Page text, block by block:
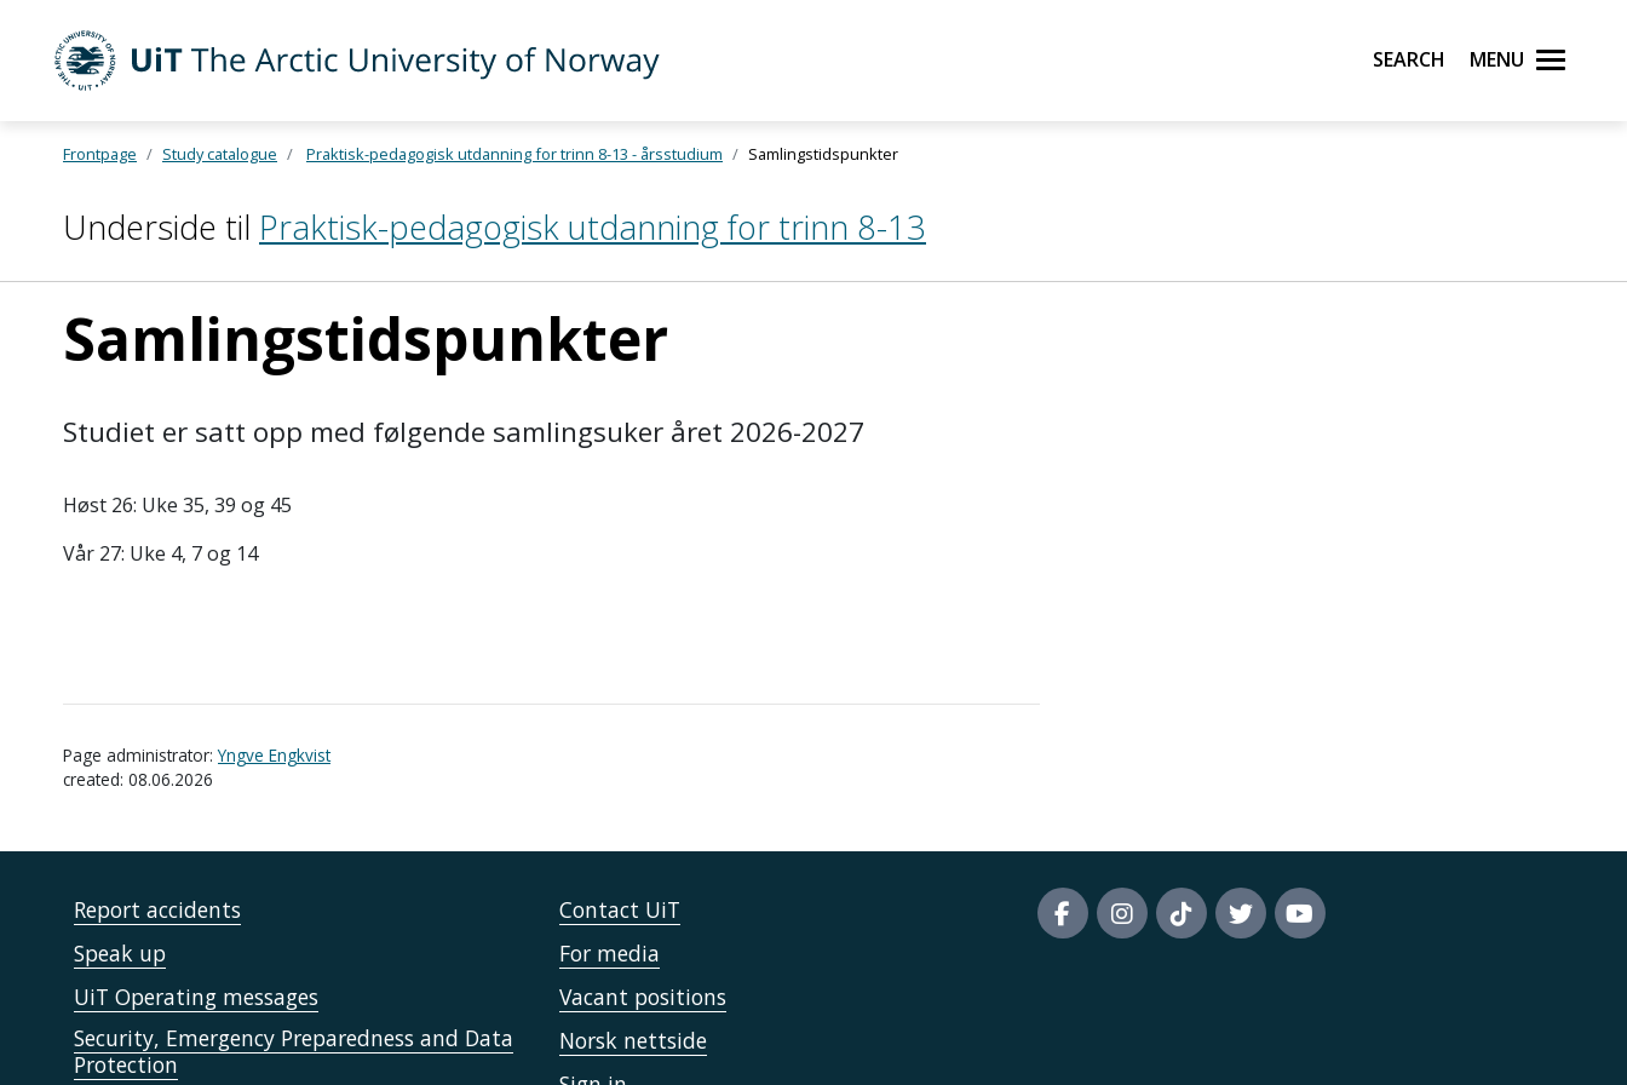
UiT The Arctic University of Norway Search Menu
Frontpage Study catalogue Praktisk-pedagogisk utdanning for trinn 8-13 - årsstudium Samlingstidspunkter
Underside til Praktisk-pedagogisk utdanning for trinn 8-13
Samlingstidspunkter
Studiet er satt opp med følgende samlingsuker året 2026-2027
Høst 26: Uke 35, 39 og 45
Vår 27: Uke 4, 7 og 14
Page administrator:Yngve Engkvist
created: 08.06.2026
Report accidents
Speak up
UiT Operating messages
Security, Emergency Preparedness and Data
Protection
Contact UiT
For media
Vacant positions
Norsk nettside